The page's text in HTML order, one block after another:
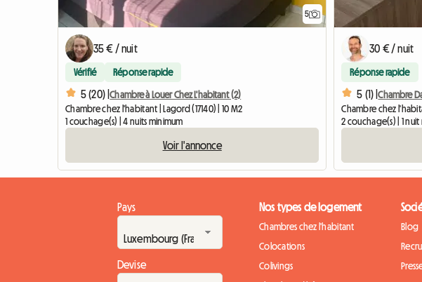
5
35 € / nuit
Vérifié Réponse rapide
5 (20) |Chambre à Louer Chez L'habitant (2)
Chambre chez l'habitant | Lagord (17140) | 10 M2
1 couchage(s) | 4 nuits minimum
Voir l'annonce
30 € / nuit
Réponse rapide
5 (1) |Chambre
Chambre chez
2 couchage(s) | 1 nuit
Pays
Devise
Nos types de logement
Chambres chez l'habitant
Colocations
Colivings
Blog